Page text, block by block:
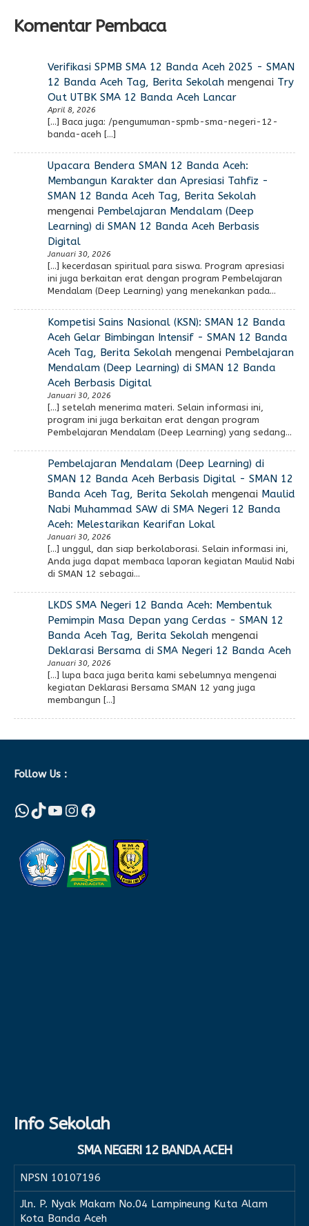
Komentar Pembaca
Verifikasi SPMB SMA 12 Banda Aceh 2025 - SMAN
12 Banda Aceh Tag, Berita Sekolahmengenai Try
Out UTBK SMA 12 Banda Aceh Lancar
April 8, 2026
[…] Baca juga: /pengumuman-spmb-sma-negeri-12-
banda-aceh […]
Upacara Bendera SMAN 12 Banda Aceh:
Membangun Karakter dan Apresiasi Tahfiz -
SMAN 12 Banda Aceh Tag, Berita Sekolah
mengenai Pembelajaran Mendalam (Deep
Learning) di SMAN 12 Banda Aceh Berbasis
Digital
Januari 30, 2026
[…] kecerdasan spiritual para siswa. Program apresiasi
ini juga berkaitan erat dengan program Pembelajaran
Mendalam (Deep Learning) yang menekankan pada…
Kompetisi Sains Nasional (KSN): SMAN 12 Banda
Aceh Gelar Bimbingan Intensif - SMAN 12 Banda
Aceh Tag, Berita Sekolahmengenai Pembelajaran
Mendalam (Deep Learning) di SMAN 12 Banda
Aceh Berbasis Digital
Januari 30, 2026
[…] setelah menerima materi. Selain informasi ini,
program ini juga berkaitan erat dengan program
Pembelajaran Mendalam (Deep Learning) yang sedang…
Pembelajaran Mendalam (Deep Learning) di
SMAN 12 Banda Aceh Berbasis Digital - SMAN 12
Banda Aceh Tag, Berita Sekolahmengenai Maulid
Nabi Muhammad SAW di SMA Negeri 12 Banda
Aceh: Melestarikan Kearifan Lokal
Januari 30, 2026
[…] unggul, dan siap berkolaborasi. Selain informasi ini,
Anda juga dapat membaca laporan kegiatan Maulid Nabi
di SMAN 12 sebagai…
LKDS SMA Negeri 12 Banda Aceh: Membentuk
Pemimpin Masa Depan yang Cerdas - SMAN 12
Banda Aceh Tag, Berita Sekolahmengenai
Deklarasi Bersama di SMA Negeri 12 Banda Aceh
Januari 30, 2026
[…] lupa baca juga berita kami sebelumnya mengenai
kegiatan Deklarasi Bersama SMAN 12 yang juga
membangun […]
Follow Us :
WhatsApp
TikTok
YouTube
Instagram
Facebook
Info Sekolah
SMA NEGERI 12 BANDA ACEH
NPSN 10107196
Jln. P. Nyak Makam No.04 Lampineung Kuta Alam
Kota Banda Aceh